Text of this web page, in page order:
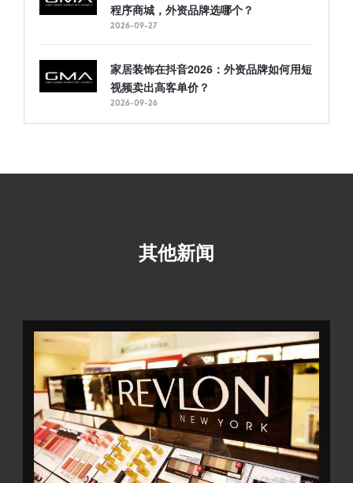
程序商城，外资品牌选哪个？
2026-09-27
家居装饰在抖音2026：外资品牌如何用短
视频卖出高客单价？
2026-09-26
其他新闻